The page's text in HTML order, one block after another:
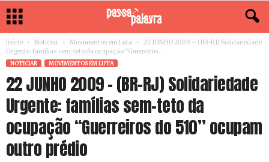
Início Noticiar Movimentos em Luta
22 JUNHO 2009 – (BR-RJ) Solidariedade
Urgente: famílias sem-teto da ocupação “Guerreiros...
NOTICIAR MOVIMENTOS EM LUTA
22 JUNHO 2009 – (BR-RJ) Solidariedade
Urgente: famílias sem-teto da
ocupação “Guerreiros do 510” ocupam
outro prédio